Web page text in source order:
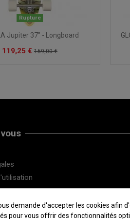
Rupture
Jupiter 37" - Longboard
119,25 € 159,00 €
demande d'accepter les cookies afin
pour vous offrir des fonctionnalités